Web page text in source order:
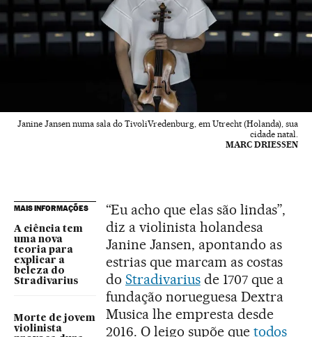
Janine Jansen numa sala do TivoliVredenburg, em Utrecht (Holanda), sua
cidade natal.
MARC DRIESSEN
MAIS INFORMAÇÕES
A ciência tem
uma nova
teoria para
explicar a
beleza do
Stradivarius
Morte de jovem
violinista
“Eu acho que elas são lindas”,
diz a violinista holandesa
Janine Jansen, apontando as
estrias que marcam as costas
do Stradivariusde 1707 que a
fundação norueguesa Dextra
Musica lhe empresta desde
2016. O leigo supõe que todos